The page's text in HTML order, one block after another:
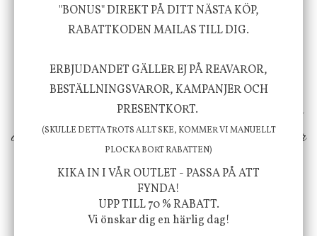
Vi vill förmedla känsla, upplevelse och
välbefinnande för dig och ditt hem! Med
inspiration från naturen och dess färgpalett
erbjuder vi omsorgsfullt utvalda produkter som
ökar trivsel i ditt hem och ger det lilla extra för
att öka ditt välmående!
FÖLJ OSS PÅ INSTAGRAM @JBHOME
"BONUS" DIREKT PÅ DITT NÄSTA KÖP,
RABATTKODEN MAILAS TILL DIG.
ERBJUDANDET GÄLLER EJ PÅ REAVAROR,
BESTÄLLNINGSVAROR, KAMPANJER OCH
PRESENTKORT.
(SKULLE DETTA TROTS ALLT SKE, KOMMER VI MANUELLT
PLOCKA BORT RABATTEN)
KIKA IN I VÅR OUTLET - PASSA PÅ ATT
FYNDA!
UPP TILL 70 % RABATT.
Vi önskar dig en härlig dag!